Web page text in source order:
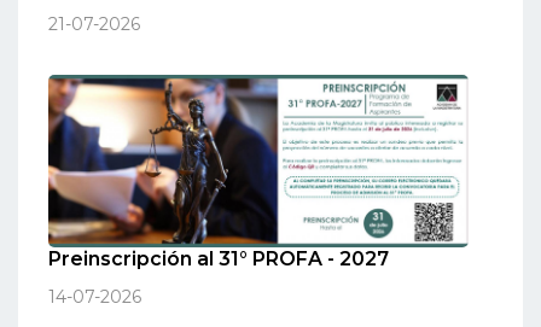
21-07-2026
Preinscripción al 31° PROFA - 2027
14-07-2026